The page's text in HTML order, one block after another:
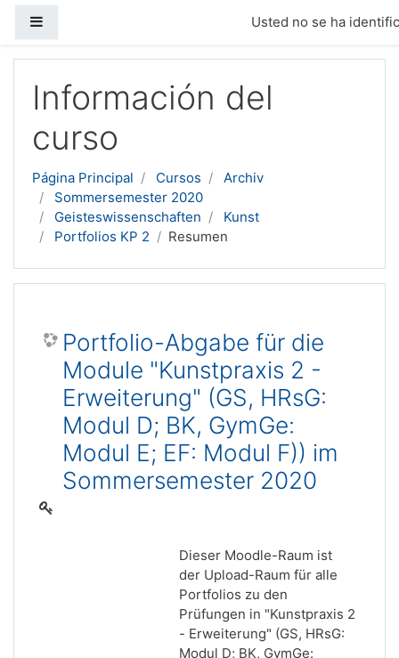
Usted no se ha
Información del
curso
Página Principal Cursos
Archiv
Sommersemester 2020
Geisteswissenschaften
Kunst
Portfolios KP 2
Resumen
Portfolio-Abgabe für die
Module "Kunstpraxis 2 -
Erweiterung" (GS, HRsG:
Modul D; BK, GymGe:
Modul E; EF: Modul F)) im
Sommersemester 2020
Dieser Moodle-Raum ist
der Upload-Raum für alle
Portfolios zu den
Prüfungen in "Kunstpraxis 2
- Erweiterung" (GS, HRsG:
Modul D; BK, GymGe: